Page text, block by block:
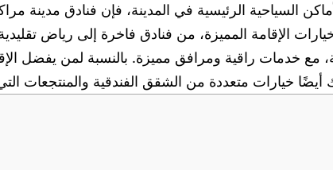
السياحية الرئيسية في المدينة، فإن فنادق
الإقامة المميزة، من فنادق فاخرة إلى رياض
مع خدمات راقية ومرافق مميزة. بالنسبة لمن يفضل
خيارات متعددة من الشقق الفندقية والمنتجعات